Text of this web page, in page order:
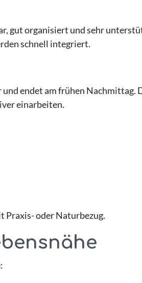
gut organisiert und sehr
schnell integriert.
endet am frühen Nachmittag.
einarbeiten.
Praxis- oder Naturbezug.